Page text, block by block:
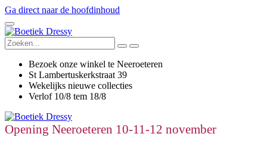
Ga direct naar de hoofdinhoud
Bezoek onze winkel te Neeroeteren
St Lambertuskerkstraat 39
Wekelijks nieuwe collecties
Verlof 10/8 tem 18/8
Opening Neeroeteren 10-11-12 november